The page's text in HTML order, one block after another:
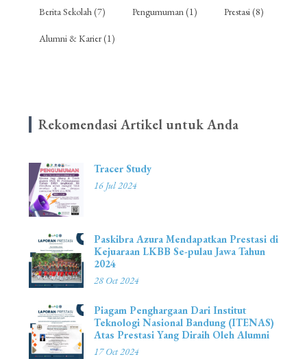
Berita Sekolah (7) Pengumuman (1) Prestasi (8)
Alumni & Karier (1)
Rekomendasi Artikel untuk Anda
Tracer Study
16 Jul 2024
Paskibra Azura Mendapatkan Prestasi di
Kejuaraan LKBB Se-pulau Jawa Tahun
2024
28 Oct 2024
Piagam Penghargaan Dari Institut
Teknologi Nasional Bandung (ITENAS)
Atas Prestasi Yang Diraih Oleh Alumni
17 Oct 2024